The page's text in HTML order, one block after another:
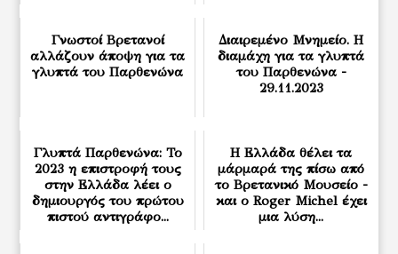
Γνωστοί Βρετανοί
αλλάζουν άποψη για τα
γλυπτά του Παρθενώνα
Διαιρεμένο Μνημείο. Η
διαμάχη για τα γλυπτά
του Παρθενώνα -
29.11.2023
Γλυπτά Παρθενώνα: Το
2023 η επιστροφή τους
στην Ελλάδα λέει ο
δημιουργός του πρώτου
πιστού αντιγράφο...
Η Ελλάδα θέλει τα
μάρμαρά της πίσω από
το Βρετανικό Μουσείο -
και ο Roger Michel έχει
μια λύση...